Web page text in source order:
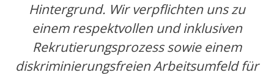
Hintergrund. Wir verpflichten uns zu
einem respektvollen und inklusiven
Rekrutierungsprozess sowie einem
diskriminierungsfreien Arbeitsumfeld für